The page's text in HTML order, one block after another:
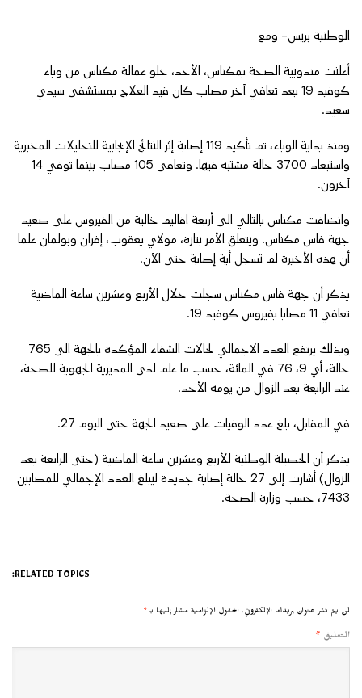
الوطنية بريس- ومع
أعلنت مندوبية الصحة بمكناس، الأحد، خلو عمالة مكناس من وباء
كوفيد 19 بعد تعافي آخر مصاب كان قيد العلاج بمستشفى سيدي
سعيد.
ومنذ بداية الوباء، تم تأكيد 119 إصابة إثر النتائج الإيجابية للتحليلات المخبرية
واستبعاد 3700 حالة مشتبه فيها. وتعافى 105 مصاب بينما توفي 14
آخرون.
وانضافت مكناس بالتالي الى أربعة اقاليم خالية من الفيروس على صعيد
جهة فاس مكناس. ويتعلق الأمر بتازة، مولاي يعقوب، إفران وبولمان علما
أن هذه الأخيرة لم تسجل أية إصابة حتى الآن.
يذكر أن جهة فاس مكناس سجلت خلال الأربع وعشرين ساعة الماضية
تعافي 11 مصابا بفيروس كوفيد 19.
وبذلك يرتفع العدد الاجمالي لحالات الشفاء المؤكدة بالجهة الى 765
حالة، أي 9، 76 في المائة، حسب ما علم لدى المديرية الجهوية للصحة،
عند الرابعة بعد الزوال من يومه الأحد.
في المقابل، بلغ عدد الوفيات على صعيد الجهة حتى اليوم 27.
يذكر أن الحصيلة الوطنية للأربع وعشرين ساعة الماضية (حتى الرابعة بعد
الزوال) أشارت إلى 27 حالة إصابة جديدة ليبلغ العدد الإجمالي للمصابين
7433، حسب وزارة الصحة.
RELATED TOPICS:
لن يتم نشر عنوان بريدك الإلكتروني. الحقول الإلزامية مشار إليها بـ*
التعليق *